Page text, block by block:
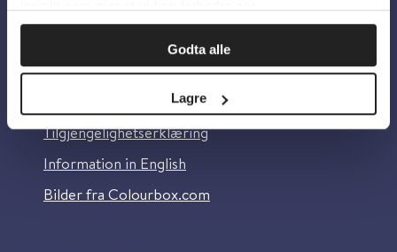
Godta alle
Lagre
Om oss
Om Helsebiblioteket
Personvern og informasjonskapsler
Tilgjengelighetserklæring
Information in English
Bilder fra Colourbox.com